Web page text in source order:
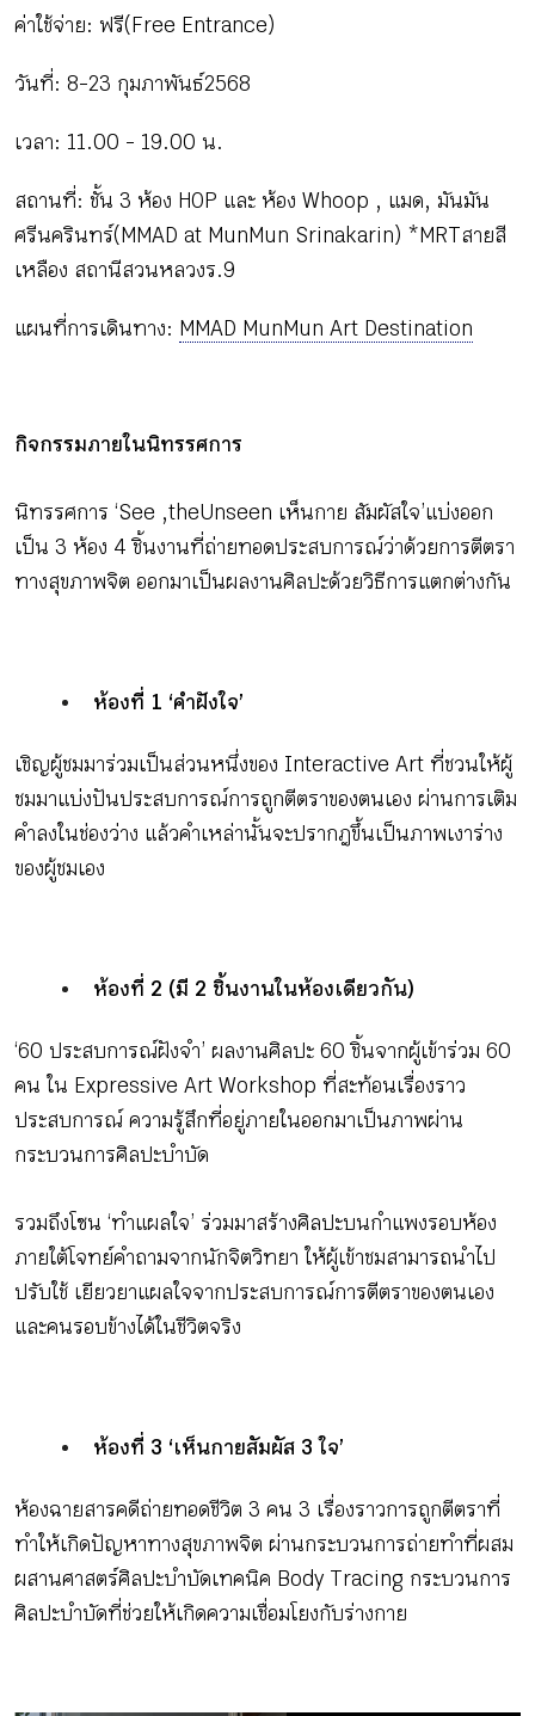
ค่าใช้จ่าย : ฟรี (Free Entrance)
วันที่ : 8-23 กุมภาพันธ์ 2568
เวลา : 11.00 - 19.00 น.
สถานที่ : ชั้น 3 ห้อง HOP และ ห้อง Whoop , แมด, มันมัน
ศรีนครินทร์ (MMAD at MunMun Srinakarin) *MRTสายสี
เหลือง สถานีสวนหลวงร.9
แผนที่การเดินทาง : MMAD MunMun Art Destination
กิจกรรมภายในนิทรรศการ
นิทรรศการ ‘See ,theUnseen เห็นกาย สัมผัสใจ’ แบ่งออก
เป็น 3 ห้อง 4 ชิ้นงานที่ถ่ายทอดประสบการณ์ว่าด้วยการตีตรา
ทางสุขภาพจิต ออกมาเป็นผลงานศิลปะด้วยวิธีการแตกต่างกัน
ห้องที่ 1 ‘คำฝังใจ’
เชิญผู้ชมมาร่วมเป็นส่วนหนึ่งของ Interactive Art ที่ชวนให้ผู้
ชมมาแบ่งปันประสบการณ์การถูกตีตราของตนเอง ผ่านการเติม
คำลงในช่องว่าง แล้วคำเหล่านั้นจะปรากฎขึ้นเป็นภาพเงาร่าง
ของผู้ชมเอง
ห้องที่ 2 (มี 2 ชิ้นงานในห้องเดียวกัน)
‘60 ประสบการณ์ฝังจำ’ ผลงานศิลปะ 60 ชิ้นจากผู้เข้าร่วม 60
คน ใน Expressive Art Workshop ที่สะท้อนเรื่องราว
ประสบการณ์ ความรู้สึกที่อยู่ภายในออกมาเป็นภาพผ่าน
กระบวนการศิลปะบำบัด
รวมถึงโซน ‘ทำแผลใจ’ ร่วมมาสร้างศิลปะบนกำแพงรอบห้อง
ภายใต้โจทย์คำถามจากนักจิตวิทยา ให้ผู้เข้าชมสามารถนำไป
ปรับใช้ เยียวยาแผลใจจากประสบการณ์การตีตราของตนเอง
และคนรอบข้างได้ในชีวิตจริง
ห้องที่ 3 ‘เห็นกายสัมผัส 3 ใจ’
ห้องฉายสารคดีถ่ายทอดชีวิต 3 คน 3 เรื่องราวการถูกตีตราที่
ทำให้เกิดปัญหาทางสุขภาพจิต ผ่านกระบวนการถ่ายทำที่ผสม
ผสานศาสตร์ศิลปะบำบัดเทคนิค Body Tracing กระบวนการ
ศิลปะบำบัดที่ช่วยให้เกิดความเชื่อมโยงกับร่างกาย